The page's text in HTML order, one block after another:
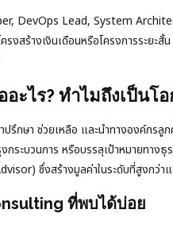
DevOps Lead, System
งสร้างเงินเดือนหรือโครงการระยะ
ะไร? ทำไมถึงเป็นโ
กษา ช่วยเหลือ และนำทางองค์กรลูก
ระบวนการ หรือบรรลุเป้าหมายทาง
ซึ่งสร้างมูลค่าในระดับที่สูงกว่า
ที่พบได้บ่อย